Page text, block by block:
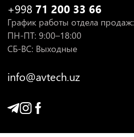
+998 71 200 33 66
График работы отдела продаж:
ПН-ПТ: 9:00–18:00
СБ-ВС: Выходные
info@avtech.uz